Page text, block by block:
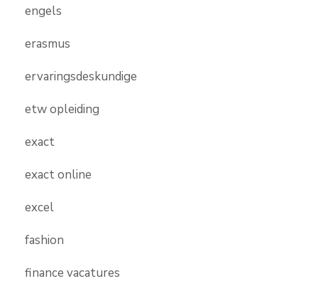
engels
erasmus
ervaringsdeskundige
etw opleiding
exact
exact online
excel
fashion
finance vacatures